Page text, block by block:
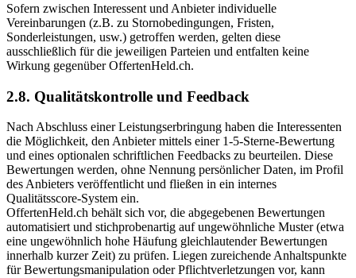
Sofern zwischen Interessent und Anbieter individuelle
Vereinbarungen (z.B. zu Stornobedingungen, Fristen,
Sonderleistungen, usw.) getroffen werden, gelten diese
ausschließlich für die jeweiligen Parteien und entfalten keine
Wirkung gegenüber OffertenHeld.ch.
2.8. Qualitätskontrolle und Feedback
Nach Abschluss einer Leistungserbringung haben die Interessenten
die Möglichkeit, den Anbieter mittels einer 1-5-Sterne-Bewertung
und eines optionalen schriftlichen Feedbacks zu beurteilen. Diese
Bewertungen werden, ohne Nennung persönlicher Daten, im Profil
des Anbieters veröffentlicht und fließen in ein internes
Qualitätsscore-System ein.
OffertenHeld.ch behält sich vor, die abgegebenen Bewertungen
automatisiert und stichprobenartig auf ungewöhnliche Muster (etwa
eine ungewöhnlich hohe Häufung gleichlautender Bewertungen
innerhalb kurzer Zeit) zu prüfen. Liegen zureichende Anhaltspunkte
für Bewertungsmanipulation oder Pflichtverletzungen vor, kann